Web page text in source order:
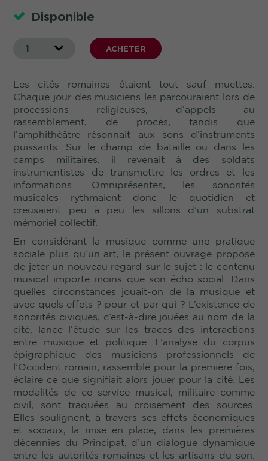
Disponible
1 ACHETER
Les cités romaines étaient tout sauf muettes.
Chaque jour des musiciens les parcouraient lors de
processions religieuses, d’appels au
rassemblement, de procès, tandis que
l’amphithéâtre résonnait aux sons d’instruments
puissants. Sur le champ de bataille ou dans les
camps militaires, il revenait à des soldats
instrumentistes de transmettre les ordres et les
informations. Omniprésentes, les sonorités
musicales rythmaient donc le quotidien et
creusaient peu à peu les sillons d’un substrat
mémoriel collectif.
En considérant la musique comme une pratique
sociale plus qu’un art, le présent ouvrage propose
de jeter un nouveau regard sur le sujet : le contenu
musical importe moins que son écho social. Dans
quelles circonstances jouait-on de la musique et
avec quels effets ? pour et par qui ? L’existence de
sonorités civiques, c’est-à-dire jouées au nom de la
cité, lance l’étude sur les traces des interactions
entre musique et politique. L’analyse du corpus
épigraphique des musiciens professionnels de
l’Occident romain, rassemblé pour la première fois,
éclaire ce que signifiait alors jouer pour la cité. Les
modalités de ce service musical, militaire comme
civil, sont traquées au croisement des sources.
Elles soulignent, à travers ses effets économiques
et sociaux, la mise en place, dans les premières
décennies du Principat, d’un dialogue dynamique
entre les autorités romaines et les artisans du son.